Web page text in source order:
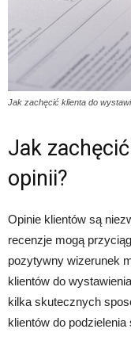
Jak zachęcić klienta do
Jak
opinii?
Opinie klientów są
recenzje mogą
pozytywny wizerunek
klientów do
kilka skutecznych
klientów do